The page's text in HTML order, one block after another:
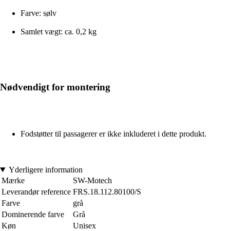
Farve: sølv
Samlet vægt: ca. 0,2 kg
Nødvendigt for montering
Fodstøtter til passagerer er ikke inkluderet i dette produkt.
Yderligere information
Mærke
SW-Motech
Leverandør reference FRS.18.112.80100/S
Farve
grå
Dominerende farve
Grå
Køn
Unisex